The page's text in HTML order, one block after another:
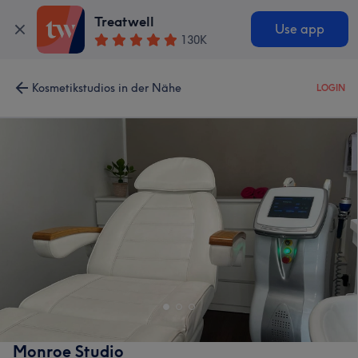
Treatwell
130K
Use app
Kosmetikstudios in der Nähe LOGIN
Monroe Studio